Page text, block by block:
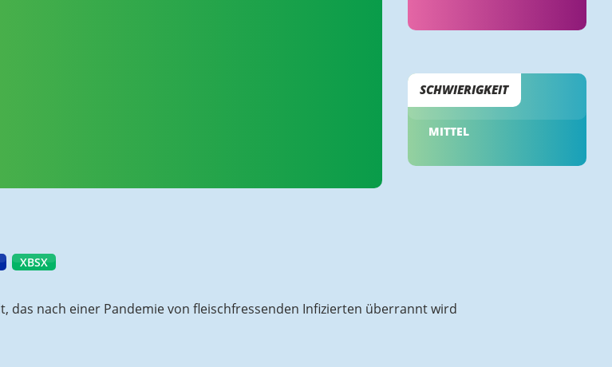
SCHWIERIGKEIT
MITTEL
XBSX
das nach einer Pandemie von fleischfressenden Infizierten überrannt wird